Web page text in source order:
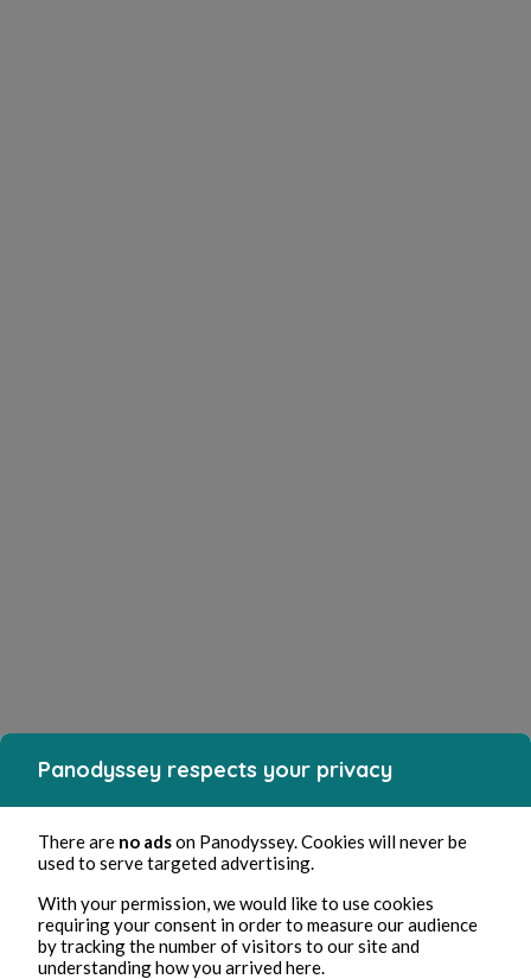
Panodyssey respects your privacy
There are no adson Panodyssey. Cookies will never be
used to serve targeted advertising.
With your permission, we would like to use cookies
requiring your consent in order to measure our audience
by tracking the number of visitors to our site and
understanding how you arrived here.